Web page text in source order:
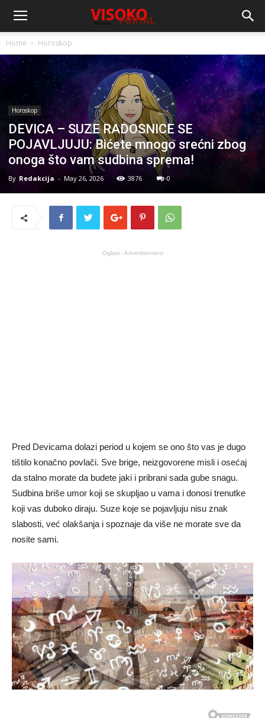
Home Horoskop
Horoskop
DEVICA – SUZE RADOSNICE SE
POJAVLJUJU: Bićete mnogo srećni zbog
onoga što vam sudbina sprema!
By Redakcija - May 26, 2026 3876 0
Oglasi - Advertisement
Pred Devicama dolazi period u kojem se ono što vas je dugo
tištilo konačno povlači. Sve brige, neizgovorene misli i osećaj
da stalno morate da budete jaki i pribrani sada gube snagu.
Sudbina briše umor koji se skupljao u vama i donosi trenutke
koji vas duboko diraju. Suze koje se pojavljuju nisu znak
slabosti, već olakšanja i spoznaje da više ne morate sve da
nosite sami.